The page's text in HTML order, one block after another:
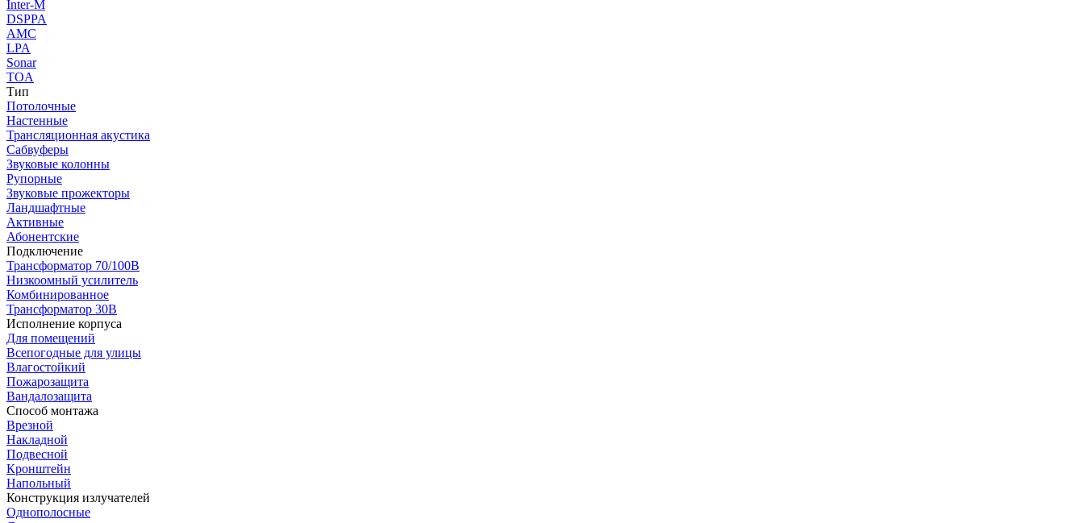
Inter-M
DSPPA
AMC
LPA
Sonar
TOA
Тип
Потолочные
Настенные
Трансляционная акустика
Сабвуферы
Звуковые колонны
Рупорные
Звуковые прожекторы
Ландшафтные
Активные
Абонентские
Подключение
Трансформатор 70/100В
Низкоомный усилитель
Комбинированное
Трансформатор 30В
Исполнение корпуса
Для помещений
Всепогодные для улицы
Влагостойкий
Пожарозащита
Вандалозащита
Способ монтажа
Врезной
Накладной
Подвесной
Кронштейн
Напольный
Конструкция излучателей
Однополосные